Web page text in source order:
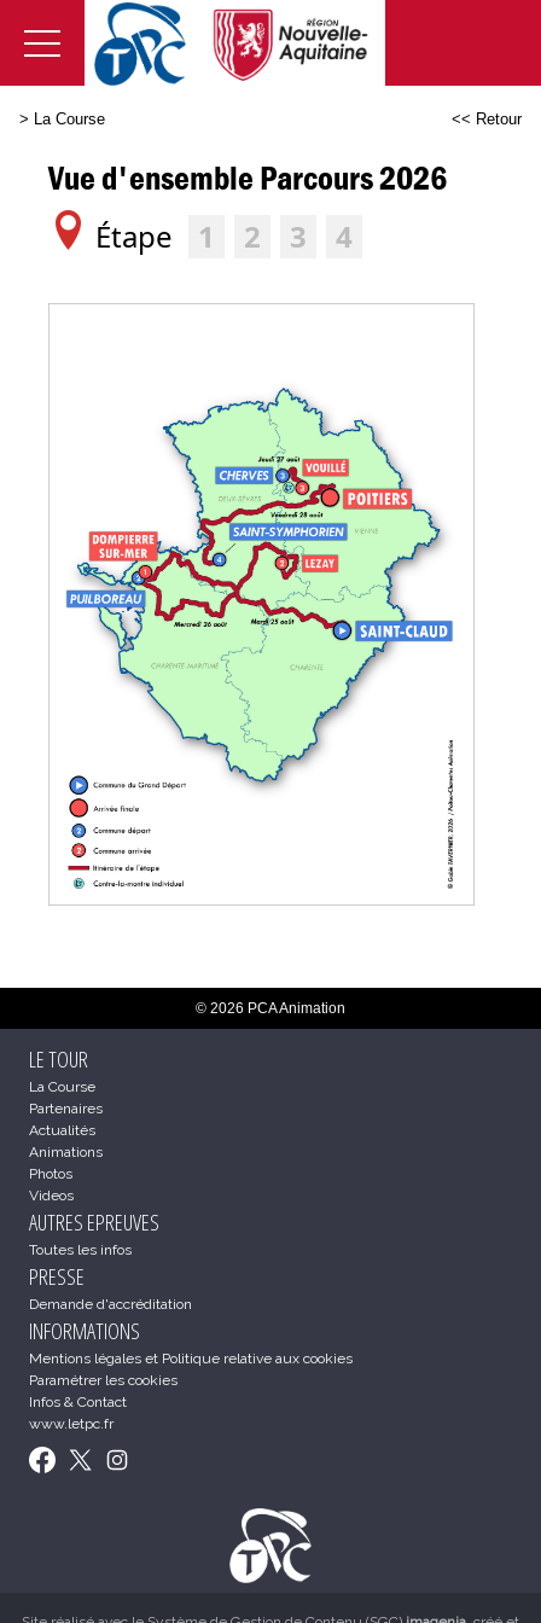
> La Course << Retour
Vue d'ensemble Parcours 2026
Étape 1 2 3 4
© 2026 PCA Animation
LE TOUR
La Course
Partenaires
Actualités
Animations
Photos
Videos
AUTRES EPREUVES
Toutes les infos
PRESSE
Demande d'accréditation
INFORMATIONS
Mentions légales et Politique relative aux cookies
Paramétrer les cookies
Infos & Contact
www.letpc.fr